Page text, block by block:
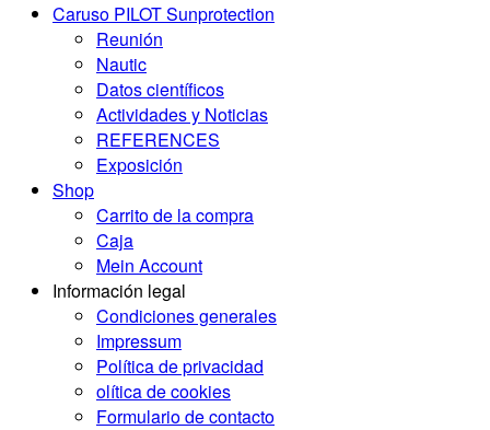
Caruso PILOT Sunprotection
Reunión
Nautic
Datos científicos
Actividades y Noticias
REFERENCES
Exposición
Shop
Carrito de la compra
Caja
Mein Account
Información legal
Condiciones generales
Impressum
Política de privacidad
olítica de cookies
Formulario de contacto